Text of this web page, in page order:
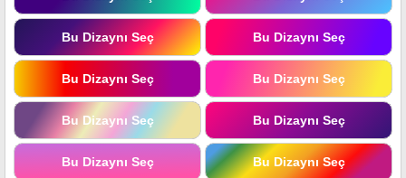
Bu Dizaynı Seç Bu Dizaynı Seç
Bu Dizaynı Seç Bu Dizaynı Seç
Bu Dizaynı Seç Bu Dizaynı Seç
Bu Dizaynı Seç Bu Dizaynı Seç